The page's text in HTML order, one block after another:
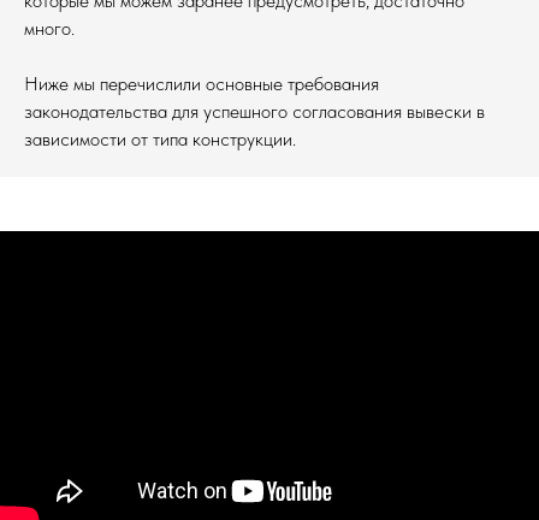
много.
Ниже мы перечислили основные требования
законодательства для успешного согласования вывески в
зависимости от типа конструкции.